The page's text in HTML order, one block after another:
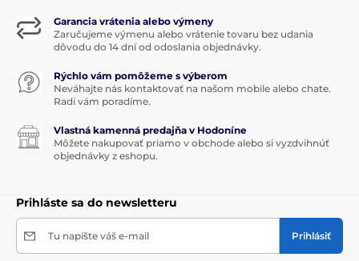
Garancia vrátenia alebo výmeny
Zaručujeme výmenu alebo vrátenie tovaru bez udania
dôvodu do 14 dní od odoslania objednávky.
Rýchlo vám pomôžeme s výberom
Neváhajte nás kontaktovať na našom mobile alebo chate.
Radi vám poradíme.
Vlastná kamenná predajňa v Hodoníne
Môžete nakupovať priamo v obchode alebo si vyzdvihnúť
objednávky z eshopu.
Prihláste sa do newsletteru
Tu napíšte váš e-mail Prihlásiť